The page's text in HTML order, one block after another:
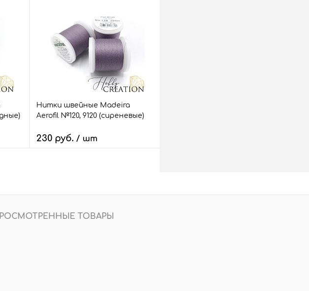
Быстрый заказ
Сравнить
В избранное
5 шт.
Размер:
Нитки швейные Madeira
Aerofil №120, 9120 (сиреневые)
230 руб. / шт
Быстрый заказ
Сравнить
ТОВАРЫ